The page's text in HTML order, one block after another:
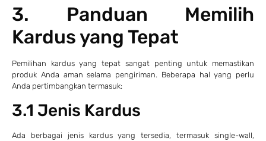
3. Panduan Memilih
Kardus yang Tepat
Pemilihan kardus yang tepat sangat penting untuk memastikan
produk Anda aman selama pengiriman. Beberapa hal yang perlu
Anda pertimbangkan termasuk:
3.1 Jenis Kardus
Ada berbagai jenis kardus yang tersedia, termasuk single-wall,